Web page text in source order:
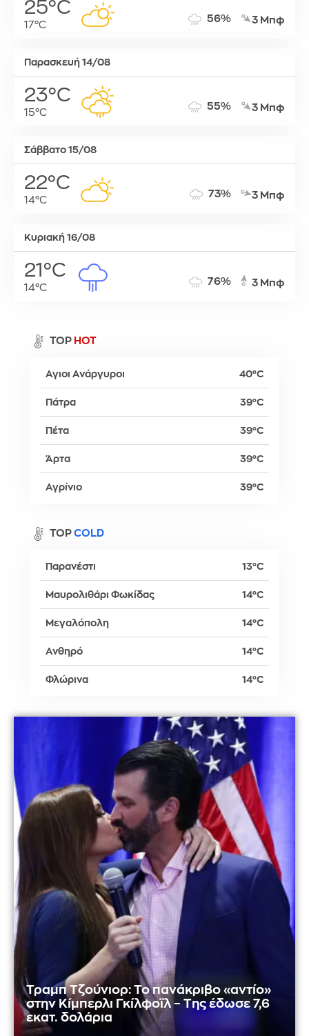
25°C
17°C
56% 3 Μπφ
Παρασκευή 14/08
23°C
15°C
55% 3 Μπφ
Σάββατο 15/08
22°C
14°C
73% 3 Μπφ
Κυριακή 16/08
21°C
14°C
76% 3 Μπφ
TOP HOT
Αγιοι Ανάργυροι 40°C
Πάτρα 39°C
Πέτα 39°C
Άρτα 39°C
Αγρίνιο 39°C
TOP COLD
Παρανέστι 13°C
Μαυρολιθάρι Φωκίδας 14°C
Μεγαλόπολη 14°C
Ανθηρό 14°C
Φλώρινα 14°C
Τραμπ Τζούνιορ: Το πανάκριβο «αντίο»
στην Κίμπερλι Γκίλφοϊλ – Της έδωσε 7,6
εκατ. δολάρια